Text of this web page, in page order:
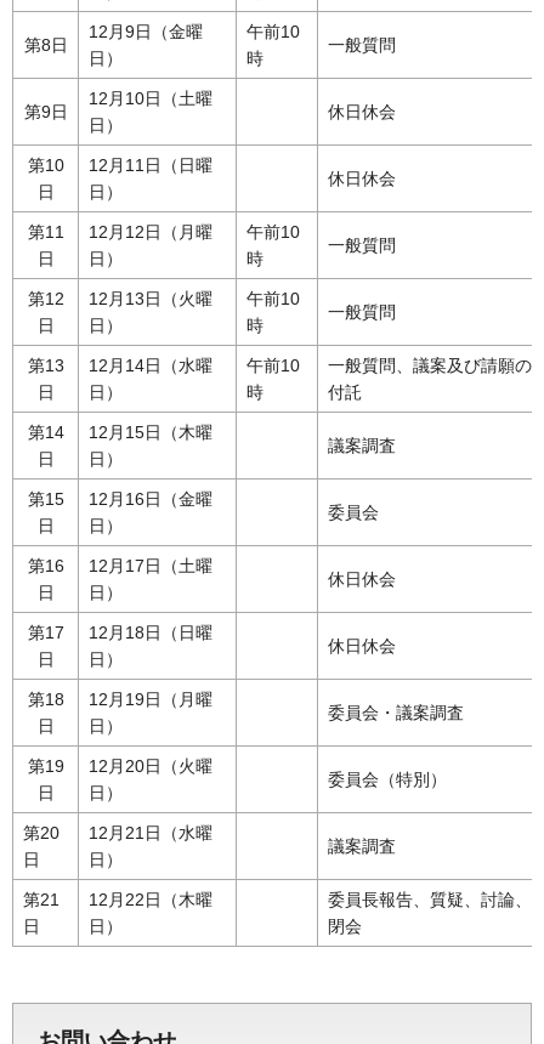
第8日
12月9日（金曜
日）
午前10
時
一般質問
第9日
12月10日（土曜
日）
休日休会
第10
日
12月11日（日曜
日）
休日休会
第11
日
12月12日（月曜
日）
午前10
時
一般質問
第12
日
12月13日（火曜
日）
午前10
時
一般質問
第13
日
12月14日（水曜
日）
午前10
時
一般質問、議案及び請願の
付託
第14
日
12月15日（木曜
日）
議案調査
第15
日
12月16日（金曜
日）
委員会
第16
日
12月17日（土曜
日）
休日休会
第17
日
12月18日（日曜
日）
休日休会
第18
日
12月19日（月曜
日）
委員会・議案調査
第19
日
12月20日（火曜
日）
委員会（特別）
第20
日
12月21日（水曜
日）
議案調査
第21
日
12月22日（木曜
日）
委員長報告、質疑、討論、
閉会